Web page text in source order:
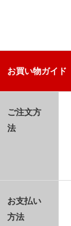
お買い物ガイド
ご注文方
法
お支払い
方法